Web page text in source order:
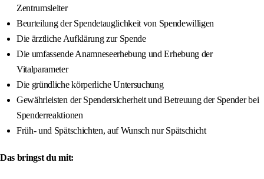
Zentrumsleiter
Beurteilung der Spendetauglichkeit von Spendewilligen
Die ärztliche Aufklärung zur Spende
Die umfassende Anamneseerhebung und Erhebung der
Vitalparameter
Die gründliche körperliche Untersuchung
Gewährleisten der Spendersicherheit und Betreuung der Spender bei
Spenderreaktionen
Früh- und Spätschichten, auf Wunsch nur Spätschicht
Das bringst du mit: